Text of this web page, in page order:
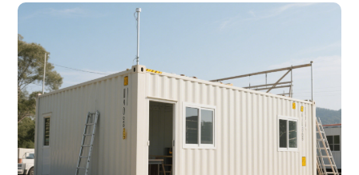
呢？本文将带您深入了解这一行业，并重点介绍诚栋
这家在业界享有盛誉的企业。